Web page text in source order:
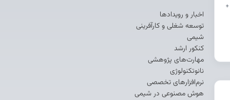
اخبار و رویدادها
توسعه شغلی و کارآفرینی
شیمی
کنکور ارشد
مهارت‌های پژوهشی
نانوتکنولوژی
نرم‌افزارهای تخصصی
هوش مصنوعی در شیمی